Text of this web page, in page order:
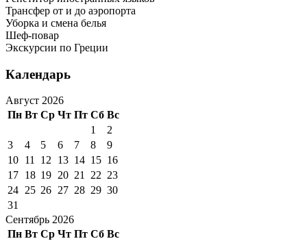
Трансфер от и до аэропорта
Уборка и смена белья
Шеф-повар
Экскурсии по Греции
Календарь
Август 2026
Пн Вт Ср Чт Пт Сб Вс
1
2
3
4 5 6 7 8
9
10 11 12 13 14 15 16
17 18 19 20 21 22 23
24 25 26 27 28 29 30
31
Сентябрь 2026
Пн Вт Ср Чт Пт Сб Вс